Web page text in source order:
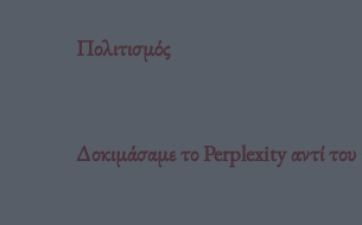
Πολιτισμός
Δοκιμάσαμε το Perplexity αντί